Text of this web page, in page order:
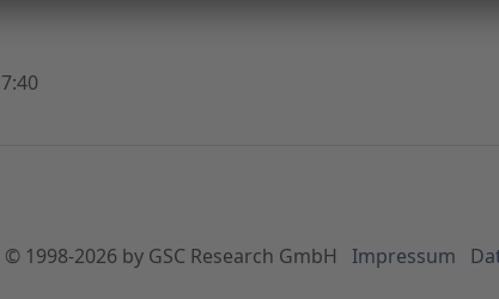
© 1998-2026by GSC Research GmbH Impressum